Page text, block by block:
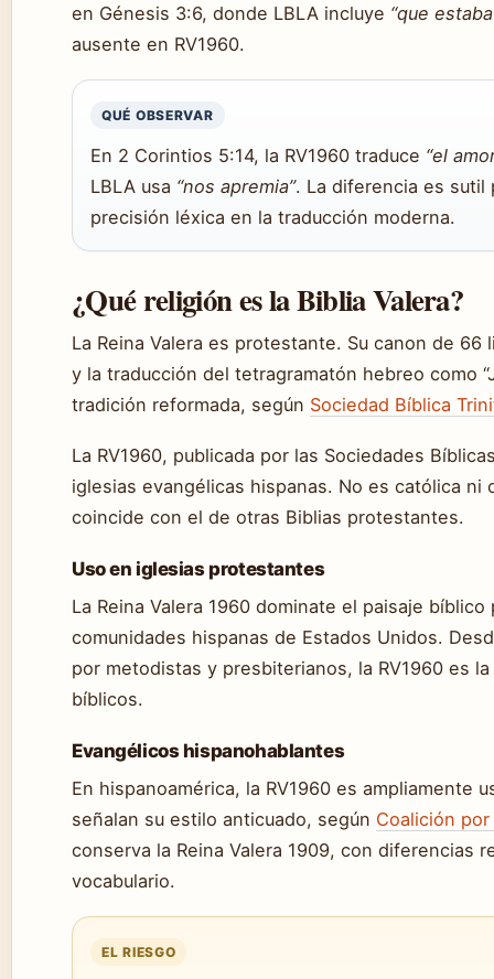
en Génesis 3:6, donde LBLA incluye “que
ausente en RV1960.
QUÉ OBSERVAR
En 2 Corintios 5:14, la RV1960 traduce “el
LBLA usa “nos apremia”. La diferencia es sutil
precisión léxica en la traducción moderna.
¿Qué religión es la Biblia Valera?
La Reina Valera es protestante. Su canon de
y la traducción del tetragramatón hebreo como
tradición reformada, según Sociedad Bíblica
La RV1960, publicada por las Sociedades
iglesias evangélicas hispanas. No es católica
coincide con el de otras Biblias protestantes.
Uso en iglesias protestantes
La Reina Valera 1960 dominate el paisaje
comunidades hispanas de Estados Unidos.
por metodistas y presbiterianos, la RV1960 es
bíblicos.
Evangélicos hispanohablantes
En hispanoamérica, la RV1960 es ampliamente
señalan su estilo anticuado, según Coalición
conserva la Reina Valera 1909, con diferencias
vocabulario.
EL RIESGO